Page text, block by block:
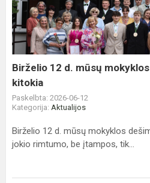
mūsų
mokyklos
dešimtokams
buvo
kitokia
Birželio 12 d. mūsų
kitokia
Paskelbta: 2026-06-12
Kategorija: Aktualijos
Birželio 12 d. mūsų mokyklos
jokio rimtumo, be įtampos, tik...